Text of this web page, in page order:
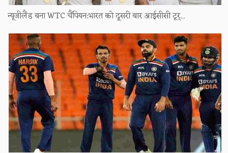
न्यूजीलैंड बना WTC चैंपियन:भारत को दूसरी बार आईसीसी टूर्...